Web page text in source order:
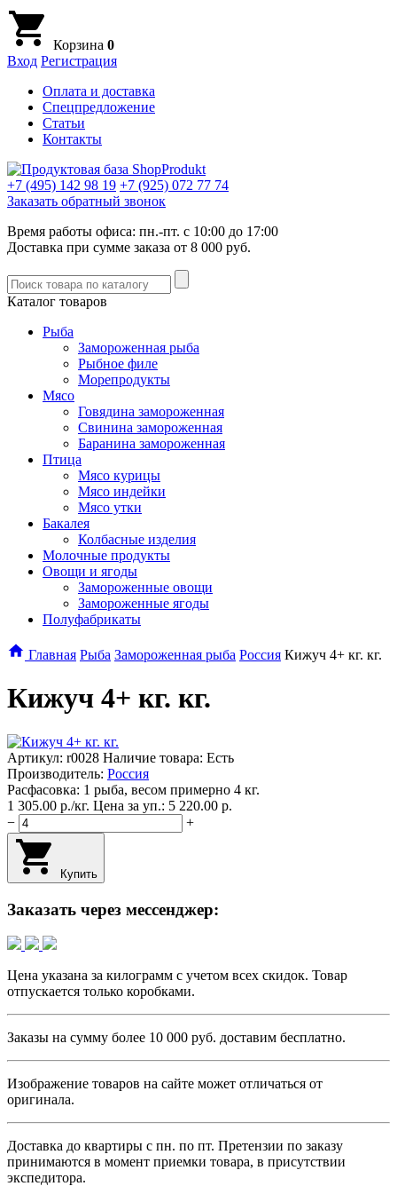
Корзина 0
Вход Регистрация
Оплата и доставка
Спецпредложение
Статьи
Контакты
+7 (495) 142 98 19 +7 (925) 072 77 74
Заказать обратный звонок
Время работы офиса: пн.-пт. с 10:00 до 17:00
Доставка при сумме заказа от 8 000 руб.
Каталог товаров
Рыба
Замороженная рыба
Рыбное филе
Морепродукты
Мясо
Говядина замороженная
Свинина замороженная
Баранина замороженная
Птица
Мясо курицы
Мясо индейки
Мясо утки
Бакалея
Колбасные изделия
Молочные продукты
Овощи и ягоды
Замороженные овощи
Замороженные ягоды
Полуфабрикаты
Главная Рыба Замороженная рыба Россия Кижуч 4+ кг. кг.
Кижуч 4+ кг. кг.
Артикул: r0028 Наличие товара: Есть
Производитель: Россия
Расфасовка: 1 рыба, весом примерно 4 кг.
1 305.00 p./кг. Цена за уп.: 5 220.00 p.
−
+
Купить
Заказать через мессенджер:
Цена указана за килограмм с учетом всех скидок. Товар
отпускается только коробками.
Заказы на сумму более 10 000 руб. доставим бесплатно.
Изображение товаров на сайте может отличаться от
оригинала.
Доставка до квартиры с пн. по пт. Претензии по заказу
принимаются в момент приемки товара, в присутствии
экспедитора.